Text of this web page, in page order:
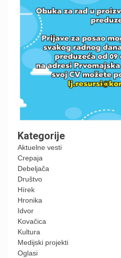
Kategorije
Aktuelne vesti
Crepaja
Debeljača
Društvo
Hírek
Hronika
Idvor
Kovačica
Kultura
Medijski projekti
Oglasi